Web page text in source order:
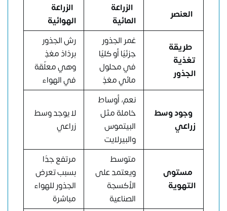
العنصر
الزراعة
المائية
الزراعة
الهوائية
طريقة
تغذية
الجذور
غمر الجذور
جزئيًا أو كليًا
في محلول
مائي مغذٍ
رش الجذور
برذاذ مغذٍ
وهي معلّقة
في الهواء
وجود وسط
زراعي
نعم، أوساط
خاملة مثل
البيتموس
والبيرلايت
لا يوجد وسط
زراعي
مستوى
التهوية
متوسط
ويعتمد على
الأكسجة
الصناعية
مرتفع جدًا
بسبب تعرض
الجذور للهواء
مباشرة